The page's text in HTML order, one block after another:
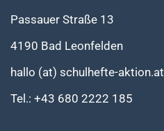
Passauer Straße 13
4190 Bad Leonfelden
hallo (at) schulhefte-aktion.at
Tel.: +43 680 2222 185